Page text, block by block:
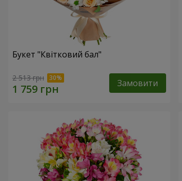
Букет "Квітковий бал"
2 513 грн Замовити